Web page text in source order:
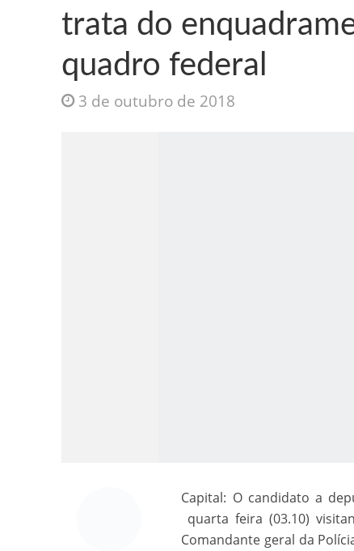
Como o
trata do
quadro federal
3 de outubro de 2018
Capital: O candidato a
quarta feira (03.10)
Comandante geral da